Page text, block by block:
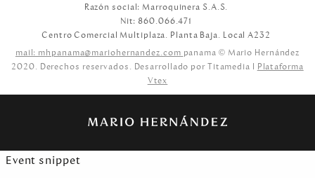
Razón social: Marroquinera S.A.S.
Nit: 860.066.471
Centro Comercial Multiplaza. Planta Baja. Local A232
mail: mhpanama@mariohernandez.com panama © Mario Hernández
2020. Derechos reservados. Desarrollado por Titamedia l Plataforma
Vtex
Event snippet